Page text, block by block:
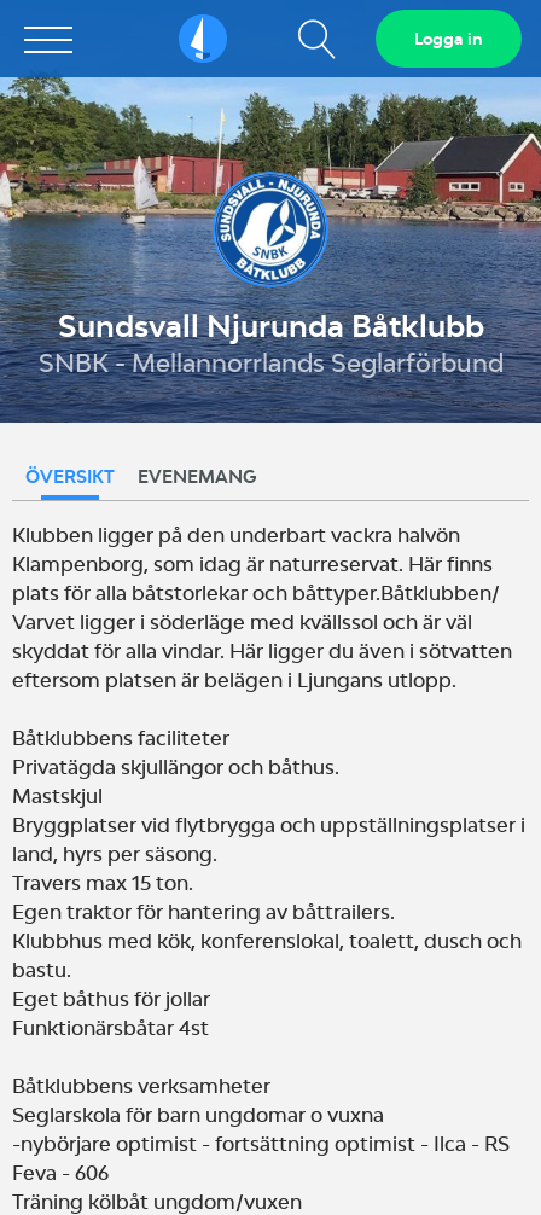
Sailarena Visa
sökfält
Logga in
Sundsvall Njurunda Båtklubb
SNBK - Mellannorrlands Seglarförbund
ÖVERSIKT EVENEMANG
Klubben ligger på den underbart vackra halvön
Klampenborg, som idag är naturreservat. Här finns
plats för alla båtstorlekar och båttyper.Båtklubben/
Varvet ligger i söderläge med kvällssol och är väl
skyddat för alla vindar. Här ligger du även i sötvatten
eftersom platsen är belägen i Ljungans utlopp.
Båtklubbens faciliteter
Privatägda skjullängor och båthus.
Mastskjul
Bryggplatser vid flytbrygga och uppställningsplatser i
land, hyrs per säsong.
Travers max 15 ton.
Egen traktor för hantering av båttrailers.
Klubbhus med kök, konferenslokal, toalett, dusch och
bastu.
Eget båthus för jollar
Funktionärsbåtar 4st
Båtklubbens verksamheter
Seglarskola för barn ungdomar o vuxna
-nybörjare optimist - fortsättning optimist - Ilca - RS
Feva - 606
Träning kölbåt ungdom/vuxen